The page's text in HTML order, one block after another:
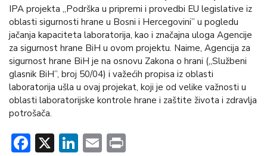
IPA projekta „Podrška u pripremi i provedbi EU legislative iz
oblasti sigurnosti hrane u Bosni i Hercegovini” u pogledu
jačanja kapaciteta laboratorija, kao i značajna uloga Agencije
za sigurnost hrane BiH u ovom projektu. Naime, Agencija za
sigurnost hrane BiH je na osnovu Zakona o hrani („Službeni
glasnik BiH”, broj 50/04) i važećih propisa iz oblasti
laboratorija ušla u ovaj projekat, koji je od velike važnosti u
oblasti laboratorijske kontrole hrane i zaštite života i zdravlja
potrošača.
Facebook
X LinkedIn
Email